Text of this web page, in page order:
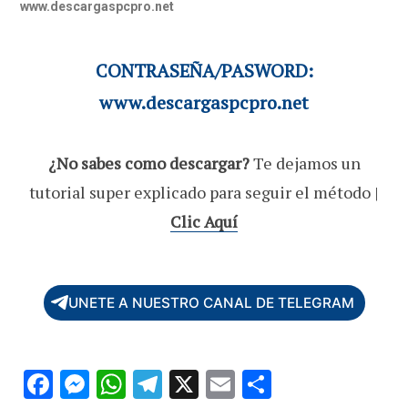
www.descargaspcpro.net
CONTRASEÑA/PASWORD:
www.descargaspcpro.net
¿No sabes como descargar?Te dejamos un
tutorial super explicado para seguir el método |
Clic Aquí
UNETE A NUESTRO CANAL DE TELEGRAM
F M W T X E